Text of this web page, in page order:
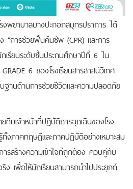
พยาบาลบางปะกอกสมุทรปราการ ได้
“การช่วยฟื้นคืนชีพ (CPR) และการ
เรียนระดับชั้นประถมศึกษาปีที่ 6 ใน
6 ของโรงเรียนสารสาสน์วิเทศ
ฐานด้านการช่วยชีวิตและความปลอดภัย
ทีมเจ้าหน้าที่ปฏิบัติการฉุกเฉินของโรง
งภาคทฤษฎีและภาคปฏิบัติอย่างเหมาะสม
รสร้างความเข้าใจที่ถูกต้อง ควบคู่กับ
เพื่อให้นักเรียนสามารถนำไปประยุกต์